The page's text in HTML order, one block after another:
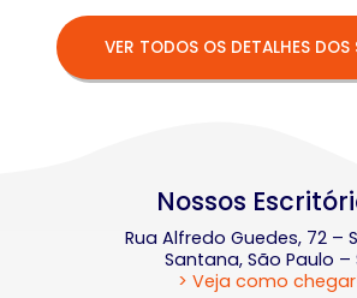
VER TODOS OS DETALHES DOS
Nossos
Rua Alfredo Guedes, 72 –
Santana, São Paulo –
> Veja como